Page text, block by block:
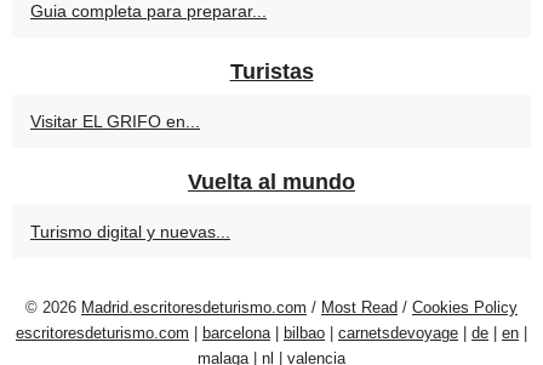
Guia completa para preparar...
Turistas
Visitar EL GRIFO en...
Vuelta al mundo
Turismo digital y nuevas...
© 2026 Madrid.escritoresdeturismo.com / Most Read / Cookies Policy
escritoresdeturismo.com
barcelona| bilbao carnetsdevoyage de en
malaga| nl valencia